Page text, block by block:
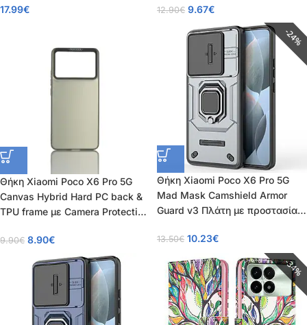
17.99€
κούμπωμα ροζ χρυσό
12.90€ 9.67€
Θήκη Xiaomi Poco X6 Pro 5G
Canvas Hybrid Hard PC back &
TPU frame με Camera Protection
9.90€ 8.90€
24%
Θήκη Xiaomi Poco X6 Pro 5G
Mad Mask Camshield Armor
Guard v3 Πλάτη με προστασία
Βάση στήριξης από σκλήρό
Premium TPU γκρι
13.50€ 10.23€
34%